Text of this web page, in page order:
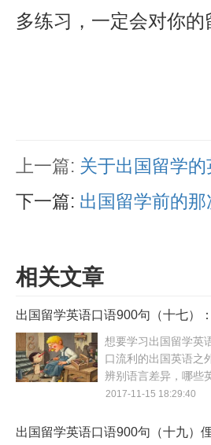
多练习，一定会对你
上一篇: 关于出国留学
下一篇: 出国留学前的
相关文章
出国留学英语口语900句（十七）
断别人谈话
想要学习出国留学英
口流利的出国英语之
辨别语言差异，哪些
么场合。是出国留学
关于礼貌打断谈话。
2017-11-15 18:29:40
出国留学英语口语900句（十九）